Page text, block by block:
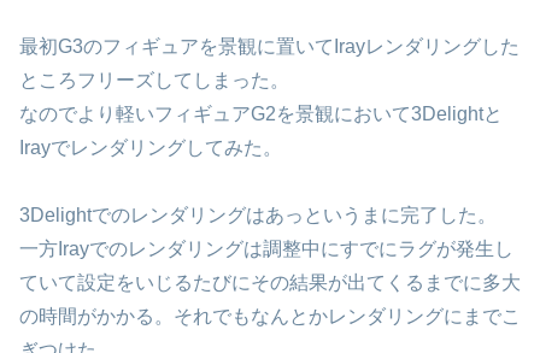
最初G3のフィギュアを景観に置いてIrayレンダリングした
ところフリーズしてしまった。
なのでより軽いフィギュアG2を景観において3Delightと
Irayでレンダリングしてみた。
3Delightでのレンダリングはあっというまに完了した。
一方Irayでのレンダリングは調整中にすでにラグが発生し
ていて設定をいじるたびにその結果が出てくるまでに多大
の時間がかかる。それでもなんとかレンダリングにまでこ